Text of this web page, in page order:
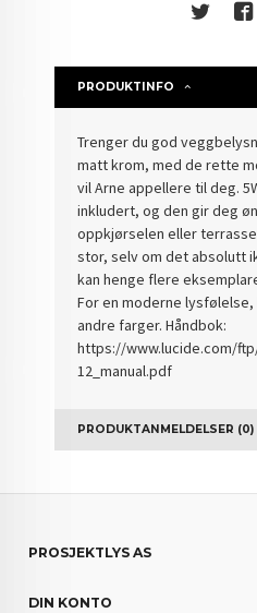
PRODUKTINFO
Trenger du god
matt krom, med de rette
vil Arne appellere til deg.
inkludert, og den gir deg
oppkjørselen eller
stor, selv om det absolutt
kan henge flere
For en moderne
andre farger. Håndbok:
https://www.lucide.com/
12_manual.pdf
PRODUKTANMELDELSER (0)
PROSJEKTLYS AS
DIN KONTO